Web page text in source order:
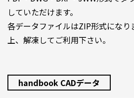
していただけます。
各データファイルはZIP形式になり
上、解凍してご利用下さい。
handbook CADデータ